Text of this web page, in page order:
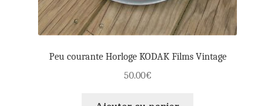
Peu courante Horloge KODAK Films Vintage
50.00€